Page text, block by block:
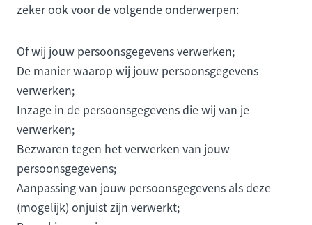
zeker ook voor de volgende onderwerpen:
Of wij jouw persoonsgegevens verwerken;
De manier waarop wij jouw persoonsgegevens
verwerken;
Inzage in de persoonsgegevens die wij van je
verwerken;
Bezwaren tegen het verwerken van jouw
persoonsgegevens;
Aanpassing van jouw persoonsgegevens als deze
(mogelijk) onjuist zijn verwerkt;